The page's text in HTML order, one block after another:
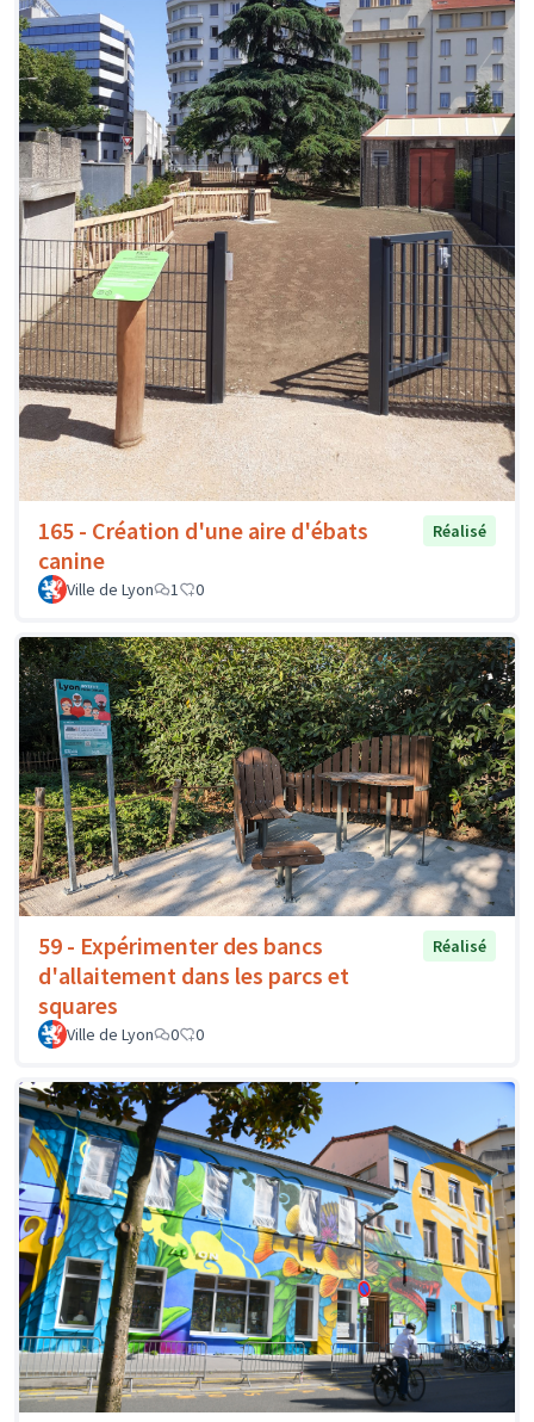
165 - Création d'une aire d'ébats
canine
Réalisé
Ville de Lyon 1 0
59 - Expérimenter des bancs
d'allaitement dans les parcs et
squares
Réalisé
Ville de Lyon 0 0